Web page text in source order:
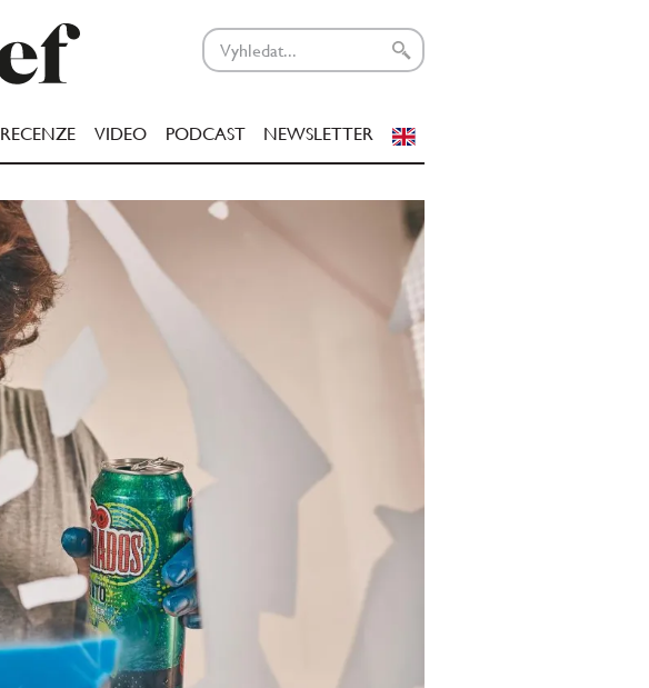
RECENZE VIDEO PODCAST NEWSLETTER